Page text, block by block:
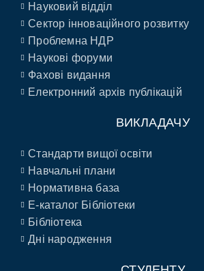
Науковий відділ
Сектор інноваційного розвитку
Проблемна НДР
Наукові форуми
Фахові видання
Електронний архів публікацій
ВИКЛАДАЧУ
Стандарти вищої освіти
Навчальні плани
Нормативна база
E-каталог Бібліотеки
Бібліотека
Дні народження